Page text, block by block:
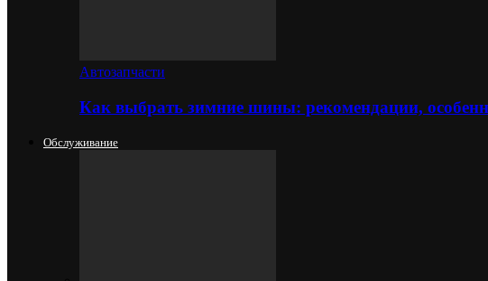
Автозапчасти
Как выбрать зимние шины: рекомендации,
Обслуживание